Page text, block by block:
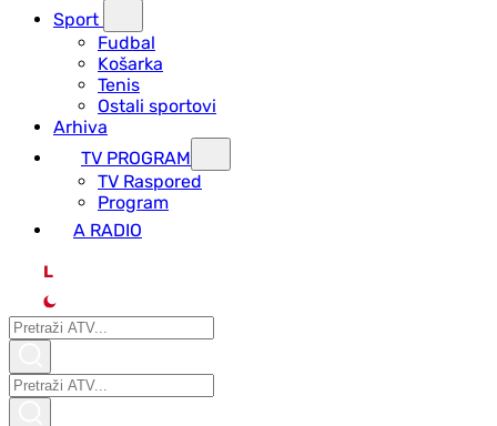
Sport
Fudbal
Košarka
Tenis
Ostali sportovi
Arhiva
TV PROGRAM
ТV Raspored
Program
A RADIO
L